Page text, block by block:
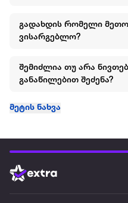
გადახდის რომელი
ვისარგებლო?
შემიძლია თუ არა
განაწილებით შეძენა?
მეტის ნახვა